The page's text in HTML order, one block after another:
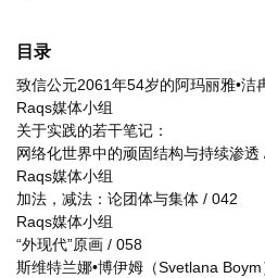
目录
致信公元2061年54岁的阿玛丽雅•洁
Raqs媒体小组
关于实践的若干笔记：
网络化世界中的顽固结构与持续渗透
Raqs媒体小组
加法，减法：论团体与集体 / 042
Raqs媒体小组
“外现代”原画 / 058
斯维特兰娜•博伊姆（Svetlana Boym